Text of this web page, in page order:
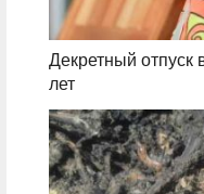
Декретный отпуск
лет